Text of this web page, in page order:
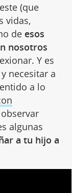
(que
vidas,
de esos
nosotros
Y es
necesitar a
a lo
algunas
a tu hijo a